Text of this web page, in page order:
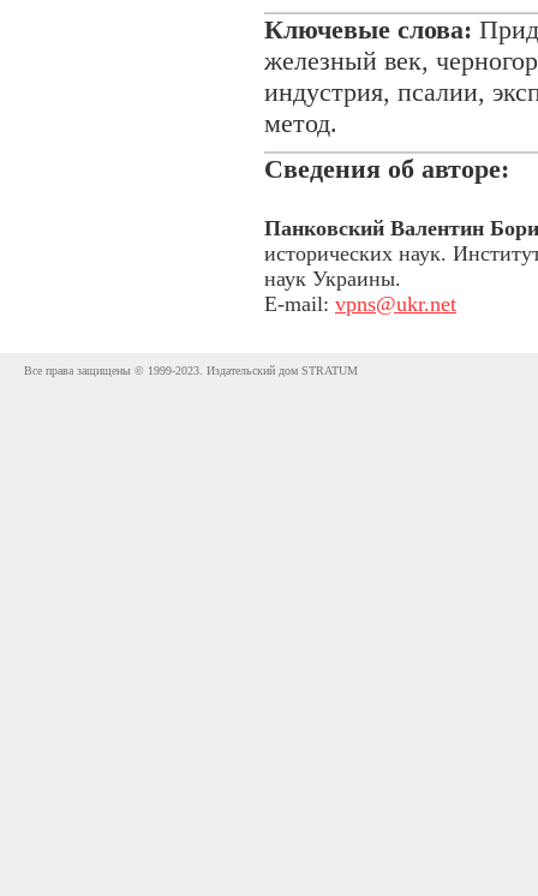
Ключевые слова:
железный век,
индустрия, псалии,
метод.
Сведения об авторе:
Панковский Валентин
исторических наук.
наук Украины.
E-mail: vpns@ukr.net
Все права защищены © 1999-2023. Издательский дом STRATUM